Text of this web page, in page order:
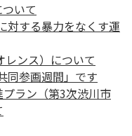
いて
対する暴力をなくす運
レンス）について
同参画週間」です
ラン（第3次渋川市